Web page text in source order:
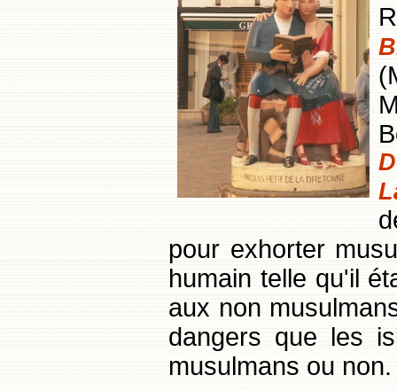
pour exhorter
humain telle qu'il
aux non
dangers que les
musulmans ou non.